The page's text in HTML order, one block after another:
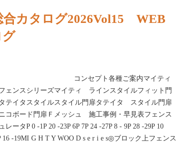
合カタログ2026Vol15 WEB
グ
セプト各種ご案内マイティ
ェンスシリーズマイティ ラインスタイルフィット門
テイタスタイルスタイル門扉タテイタ スタイル門扉
コボード門扉Ｆメッシュ 施工事例・早見表フェンス
レータP 0 -1P 20 -23P 6P 7P 24 -27P 8 - 9P 28 -29P 10
16 -19MI G H T Y WOO D s e r i e s◎ブロック上フェンス